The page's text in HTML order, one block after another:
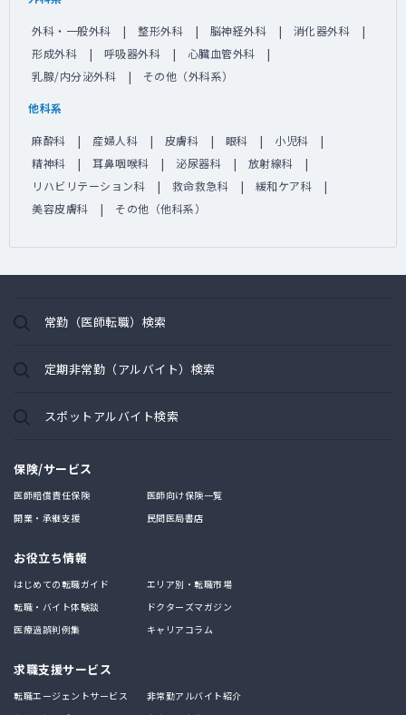
外科・一般外科 整形外科 脳神経外科
消化器外科
形成外科
呼吸器外科
心臓血管外科
乳腺/内分泌外科
その他（外科系）
他科系
麻酔科 産婦人科 皮膚科 眼科
小児科
精神科
耳鼻咽喉科 泌尿器科
放射線科
リハビリテーション科
救命救急科
緩和ケア科
美容皮膚科
その他（他科系）
常勤（医師転職）検索
定期非常勤（アルバイト）検索
スポットアルバイト検索
保険/サービス
医師賠償責任保険
医師向け保険一覧
開業・承継支援
民間医局書店
お役立ち情報
はじめての転職ガイド
エリア別・転職市場
転職・バイト体験談
ドクターズマガジン
医療過誤判例集
キャリアコラム
求職支援サービス
転職エージェントサービス
非常勤アルバイト紹介